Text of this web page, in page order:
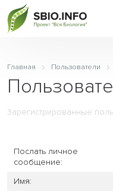
Главная Пользователи
Зарегистрированные
Послать личное
сообщение:
Имя: